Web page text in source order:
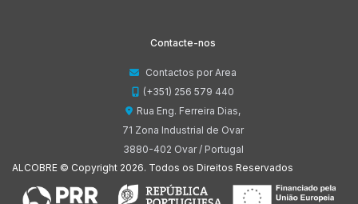
Contacte-nos
Contactos por Area
(+351) 256 579 440
Rua Eng. Ferreira Dias,
71 Zona Industrial de Ovar
3880-402 Ovar / Portugal
ALCOBRE © Copyright 2026. Todos os Direitos Reservados